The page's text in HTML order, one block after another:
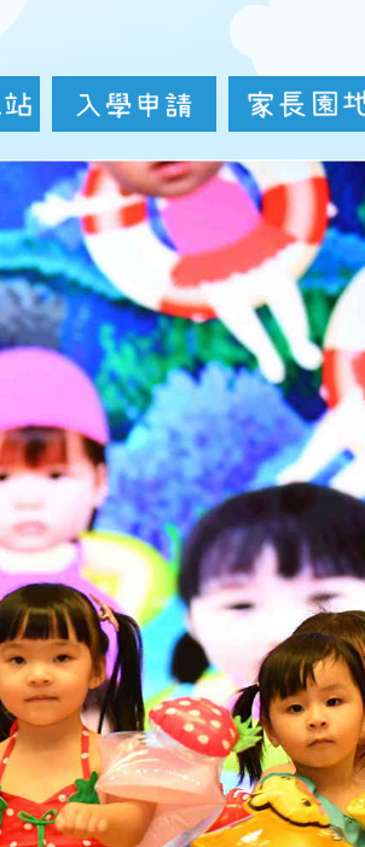
訊站
統計
聲
榜訊
活動
入學申請
幼稚園及幼稚園暨幼
收生程序
下載入學申請
家長